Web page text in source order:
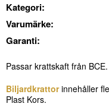
Kategori:
Varumärke:
Garanti:
Passar krattskaft från BCE.
Biljardkrattorinnehåller
Plast Kors.